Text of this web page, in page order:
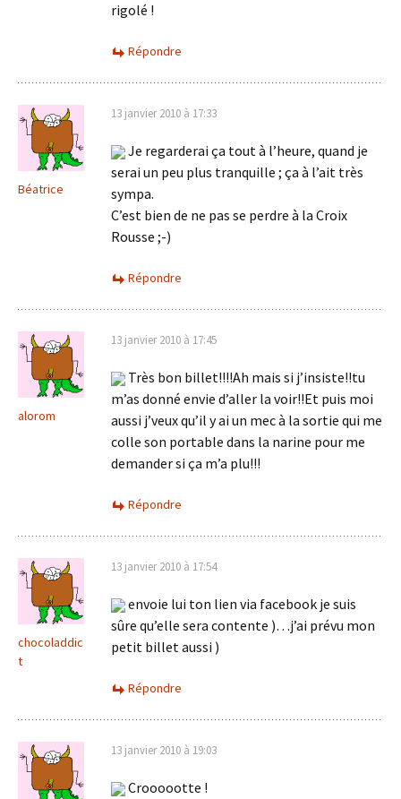
rigolé !
Répondre
Béatrice
13 janvier 2010 à 17:33
Je regarderai ça tout à l’heure, quand je
serai un peu plus tranquille ; ça à l’ait très
sympa.
C’est bien de ne pas se perdre à la Croix
Rousse ;-)
Répondre
alorom
13 janvier 2010 à 17:45
Très bon billet!!!!Ah mais si j’insiste!!tu
m’as donné envie d’aller la voir!!Et puis moi
aussi j’veux qu’il y ai un mec à la sortie qui me
colle son portable dans la narine pour me
demander si ça m’a plu!!!
Répondre
chocoladdic
t
13 janvier 2010 à 17:54
envoie lui ton lien via facebook je suis
sûre qu’elle sera contente )…j’ai prévu mon
petit billet aussi )
Répondre
13 janvier 2010 à 19:03
Croooootte !